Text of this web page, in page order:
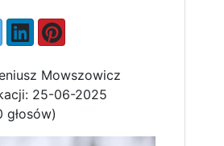
Mowszowicz
25-06-2025
głosów)